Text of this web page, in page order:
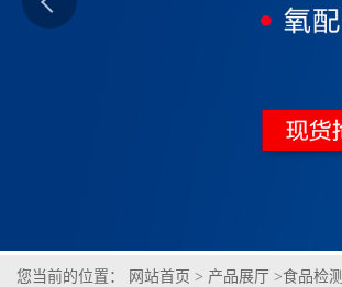
您当前的位置： 网站首页 > 产品展厅 >食品检测